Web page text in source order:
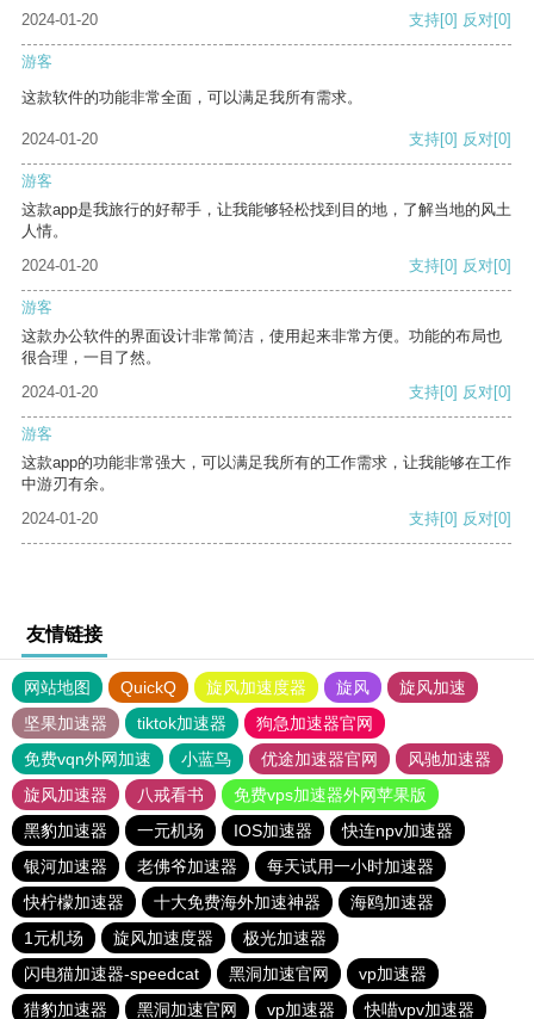
2024-01-20
支持[0] 反对[0]
游客
这款软件的功能非常全面，可以满足我所有需求。
2024-01-20 支持[0] 反对[0]
游客
这款app是我旅行的好帮手，让我能够轻松找到目的地，了解当地的风土
人情。
2024-01-20
支持[0] 反对[0]
游客
这款办公软件的界面设计非常简洁，使用起来非常方便。功能的布局也
很合理，一目了然。
2024-01-20
支持[0] 反对[0]
游客
这款app的功能非常强大，可以满足我所有的工作需求，让我能够在工作
中游刃有余。
2024-01-20
支持[0] 反对[0]
友情链接
网站地图 QuickQ 旋风加速度器 旋风
旋风加速
坚果加速器
tiktok加速器
狗急加速器官网
免费vqn外网加速
小蓝鸟 优途加速器官网
风驰加速器
旋风加速器
八戒看书
免费vps加速器外网苹果版
黑豹加速器
一元机场 IOS加速器
快连npv加速器
银河加速器
老佛爷加速器
每天试用一小时加速器
快柠檬加速器
十大免费海外加速神器
海鸥加速器
1元机场
旋风加速度器
极光加速器
闪电猫加速器-speedcat
黑洞加速官网
vp加速器
猎豹加速器
黑洞加速官网 vp加速器 快喵vpv加速器